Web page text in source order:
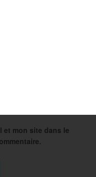
et mon site dans le